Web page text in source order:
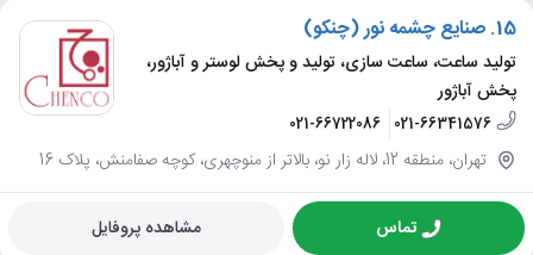
15. صنایع چشمه نور (چنکو)
تولید ساعت، ساعت سازی، تولید و پخش لوستر و آباژور،
پخش آباژور
021-66341576
021-66722086
تهران، منطقه 12، لاله زار نو، بالاتر از منوچهری، کوچه صفامنش، پلاک 16
تماس مشاهده پروفایل